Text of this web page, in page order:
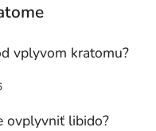
vplyvom kratomu?
ovplyvniť libido?